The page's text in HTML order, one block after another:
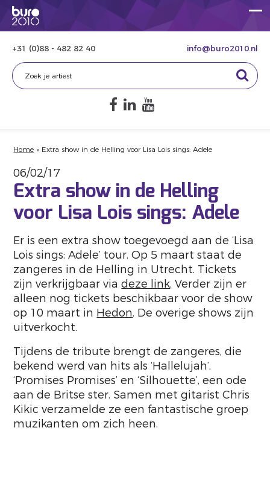
+31 (0)88 - 482 82 40 info@buro2010.nl
Home » Extra show in de Helling voor Lisa Lois sings: Adele
06/02/17
Extra show in de Helling
voor Lisa Lois sings: Adele
Er is een extra show toegevoegd aan de ‘Lisa
Lois sings: Adele’ tour. Op 5 maart staat de
zangeres in de Helling in Utrecht. Tickets
zijn verkrijgbaar viadeze link. Verder zijn er
alleen nog tickets beschikbaar voor de show
op 10 maart in Hedon. De overige shows zijn
uitverkocht.
Tijdens de tribute brengt de zangeres, die
bekend werd van hits als ‘Hallelujah’,
‘Promises Promises’ en ‘Silhouette’, een ode
aan de Britse ster. Samen met gitarist Chris
Kikic verzamelde ze een fantastische groep
muzikanten om zich heen.